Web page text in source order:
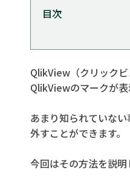
目次
QlikView（クリック
QlikViewのマークが表
あまり知られていな
外すことができます。
今回はその方法を説明